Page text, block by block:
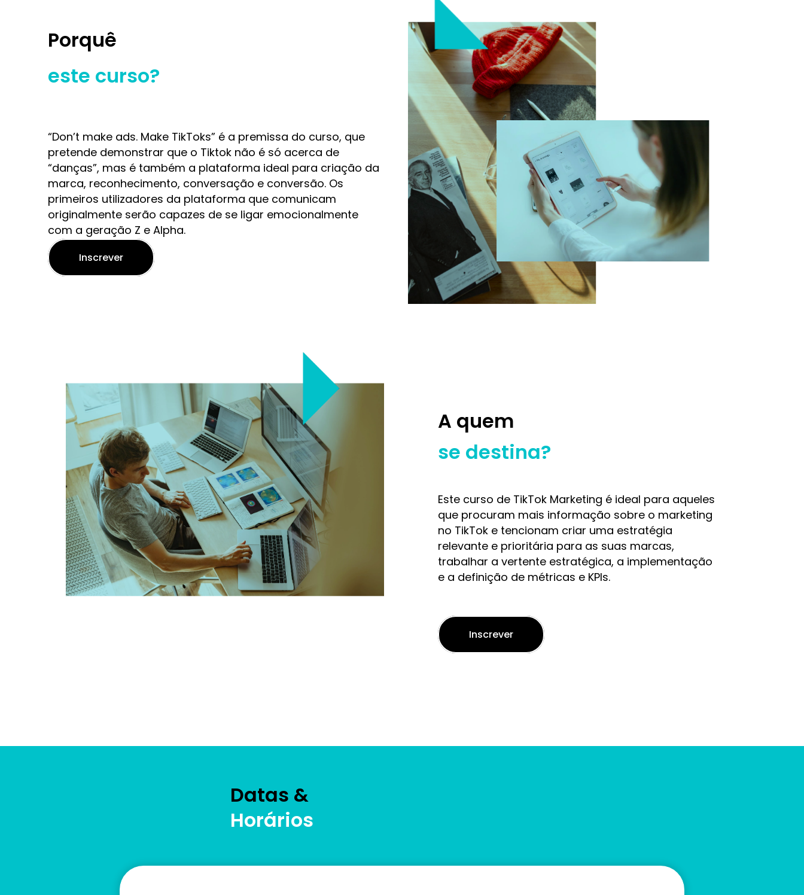
Porquê
este curso?
“Don’t make ads. Make TikToks” é a premissa do curso, que
pretende demonstrar que o Tiktok não é só acerca de
“danças”, mas é também a plataforma ideal para criação da
marca, reconhecimento, conversação e conversão. Os
primeiros utilizadores da plataforma que comunicam
originalmente serão capazes de se ligar emocionalmente
com a geração Z e Alpha.
Inscrever
A quem
se destina?
Este curso de TikTok Marketing é ideal para aqueles
que procuram mais informação sobre o marketing
no TikTok e tencionam criar uma estratégia
relevante e prioritária para as suas marcas,
trabalhar a vertente estratégica, a implementação
e a definição de métricas e KPIs.
Inscrever
Datas &
Horários